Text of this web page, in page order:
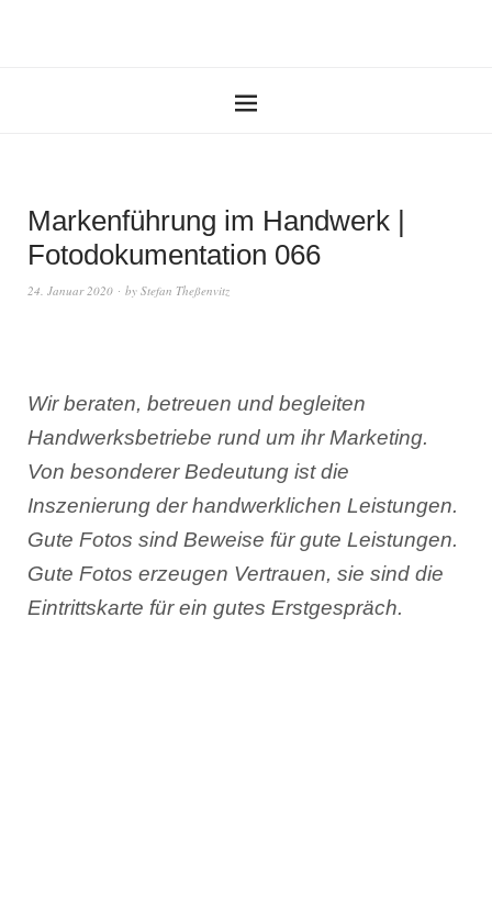
Markenführung im Handwerk |
Fotodokumentation 066
24. Januar 2020 by Stefan Theßenvitz
Wir beraten, betreuen und begleiten
Handwerksbetriebe rund um ihr Marketing.
Von besonderer Bedeutung ist die
Inszenierung der handwerklichen Leistungen.
Gute Fotos sind Beweise für gute Leistungen.
Gute Fotos erzeugen Vertrauen, sie sind die
Eintrittskarte für ein gutes Erstgespräch.